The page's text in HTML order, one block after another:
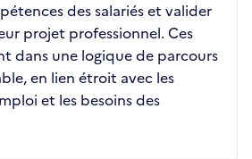
des salariés et valider
projet professionnel. Ces
dans une logique de parcours
en lien étroit avec les
et les besoins des